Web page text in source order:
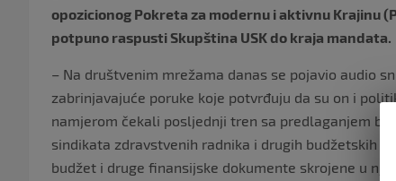
opozicionog Pokreta za modernu i aktivnu Krajinu
potpuno raspusti Skupština USK do kraja mandata.
– Na društvenim mrežama danas se pojavio audio
zabrinjavajuće poruke koje potvrđuju da su on i
namjerom čekali posljednji tren sa predlaganjem
sindikata zdravstvenih radnika i drugih budžetskih
budžet i druge finansijske dokumente skrojene u